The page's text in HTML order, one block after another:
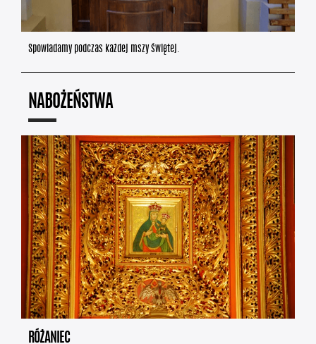
Spowiadamy podczas każdej mszy świętej.
NABOŻEŃSTWA
RÓŻANIEC